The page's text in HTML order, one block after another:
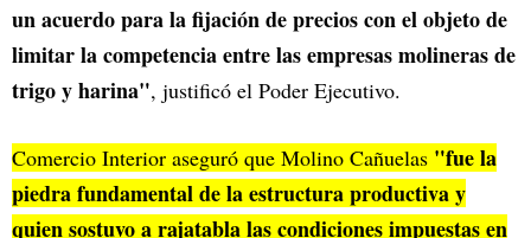
un acuerdo para la fijación de precios con el objeto de
limitar la competencia entre las empresas molineras de
trigo y harina", justificó el Poder Ejecutivo.
Comercio Interior aseguró que Molino Cañuelas "fue la
piedra fundamental de la estructura productiva y
quien sostuvo a rajatabla las condiciones impuestas en